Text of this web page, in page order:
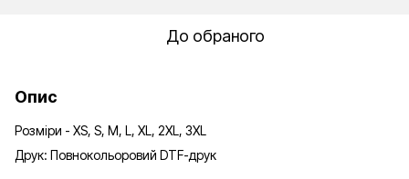
До обраного
Опис
Розміри - XS, S, M, L, XL, 2XL, 3XL
Друк: Повнокольоровий DTF-друк